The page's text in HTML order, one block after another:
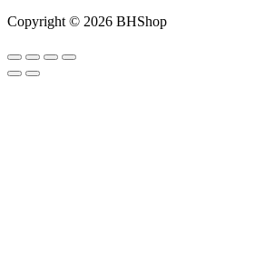
Copyright © 2026 BHShop